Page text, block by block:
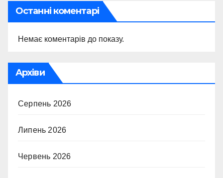
Останні коментарі
Немає коментарів до показу.
Архіви
Серпень 2026
Липень 2026
Червень 2026